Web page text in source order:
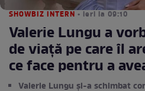
SHOWBIZ INTERN • ieri la 09:10
Valerie Lungu a
de viață pe care îl
ce face pentru a
Valerie Lungu și-a schimbat